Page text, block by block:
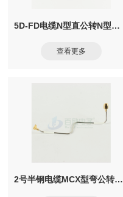
5D-FD电缆N型直公转N型直公
查看更多
2号半钢电缆MCX型弯公转SMA型直公